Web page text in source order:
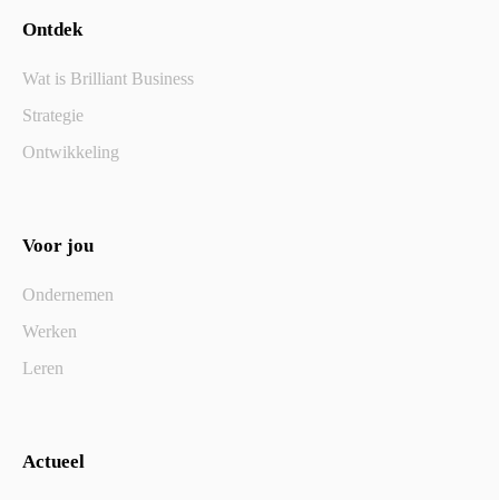
Ontdek
Wat is Brilliant Business
Strategie
Ontwikkeling
Voor jou
Ondernemen
Werken
Leren
Actueel